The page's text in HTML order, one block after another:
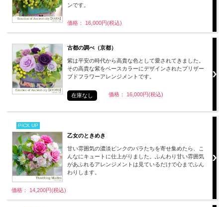
ンです。
価格： 16,000円(税込)
古都の調べ（京都）
紫は平安の時代から高貴な色として愛されてきました。
その高貴な紫をベースカラーにデザインされたプリザー
ブドフラワーアレンジメントです。
価格： 16,000円(税込)
在庫なし
PICK UP
乙女のときめき
甘い雰囲気の濃淡ピンクのバラたちを寄せ集めたら、こ
んなにキュートに仕上がりました。ふんわり甘い雰囲気
があふれるアレンジメントは見ているだけで心までふん
わりします。
価格： 14,200円(税込)